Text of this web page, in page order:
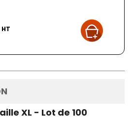
HT
XL - Lot de 100